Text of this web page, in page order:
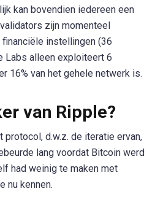
kan bovendien iedereen een
zijn momenteel
instellingen (36
Labs alleen exploiteert 6
16% van het gehele netwerk is.
van Ripple?
protocol, d.w.z. de iteratie ervan,
lang voordat Bitcoin werd
had weinig te maken met
nu kennen.